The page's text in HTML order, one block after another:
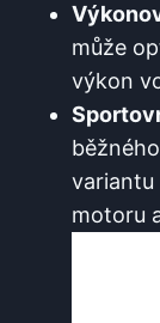
může
výkon
variantu
motoru